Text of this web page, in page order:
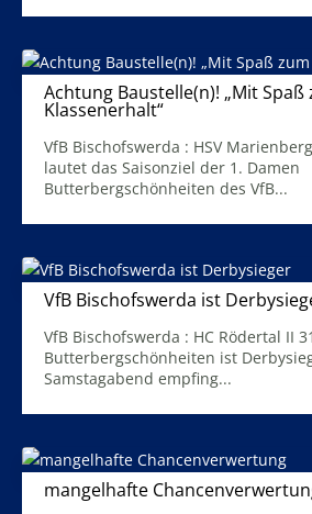
Achtung Baustelle(n)! „Mit Spaß
Klassenerhalt“
VfB Bischofswerda : HSV
lautet das Saisonziel der 1. Damen
Butterbergschönheiten des VfB...
VfB Bischofswerda ist
VfB Bischofswerda : HC Rödertal II
Butterbergschönheiten ist
Samstagabend empfing...
mangelhafte